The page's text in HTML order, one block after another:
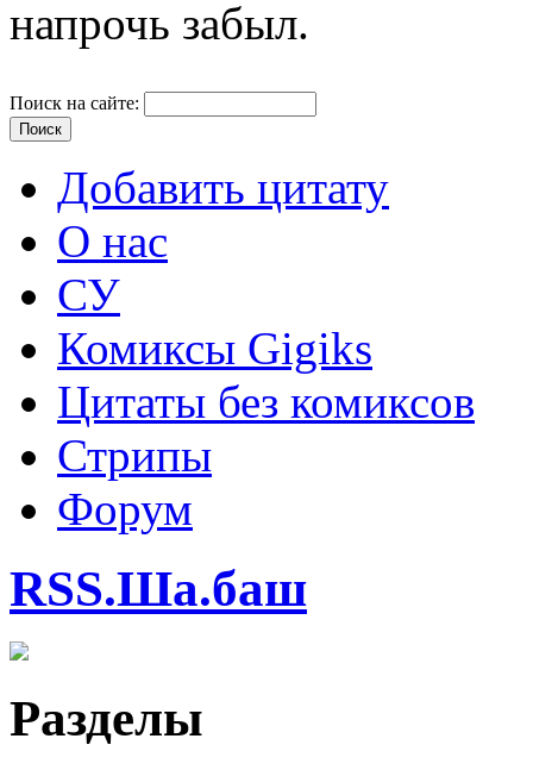
напрочь забыл.
Поиск на сайте:
Добавить цитату
О нас
СУ
Комиксы Gigiks
Цитаты без комиксов
Стрипы
Форум
RSS.Ша.баш
Разделы